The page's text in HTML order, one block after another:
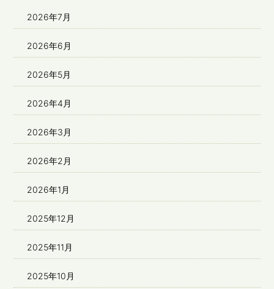
2026年7月
2026年6月
2026年5月
2026年4月
2026年3月
2026年2月
2026年1月
2025年12月
2025年11月
2025年10月